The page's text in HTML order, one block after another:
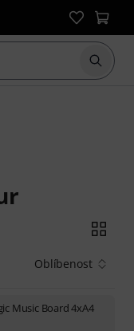
Začít
Oblíbenost
Music Board 4xA4